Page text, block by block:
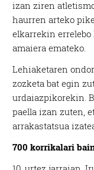
izan ziren
haurren arteko
elkarrekin
amaiera emateko.
Lehiaketaren
zozketa bat egin
urdaiazpikorekin.
paella izan zuten,
arrakastatsua
700 korrikalari